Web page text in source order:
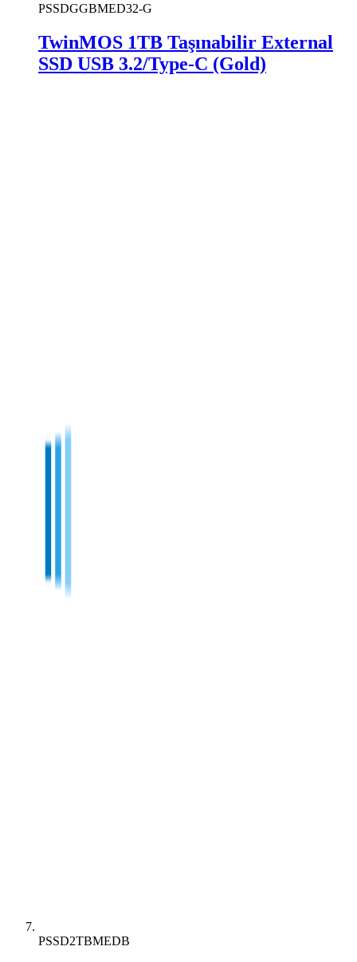
PSSDGGBMED32-G
TwinMOS 1TB Taşınabilir External
SSD USB 3.2/Type-C (Gold)
PSSD2TBMEDB